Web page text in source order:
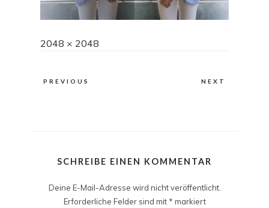
Full
2048 × 2048
PREVIOUS NEXT
SCHREIBE EINEN KOMMENTAR
Deine E-Mail-Adresse wird nicht veröffentlicht.
Erforderliche Felder sind mit * markiert